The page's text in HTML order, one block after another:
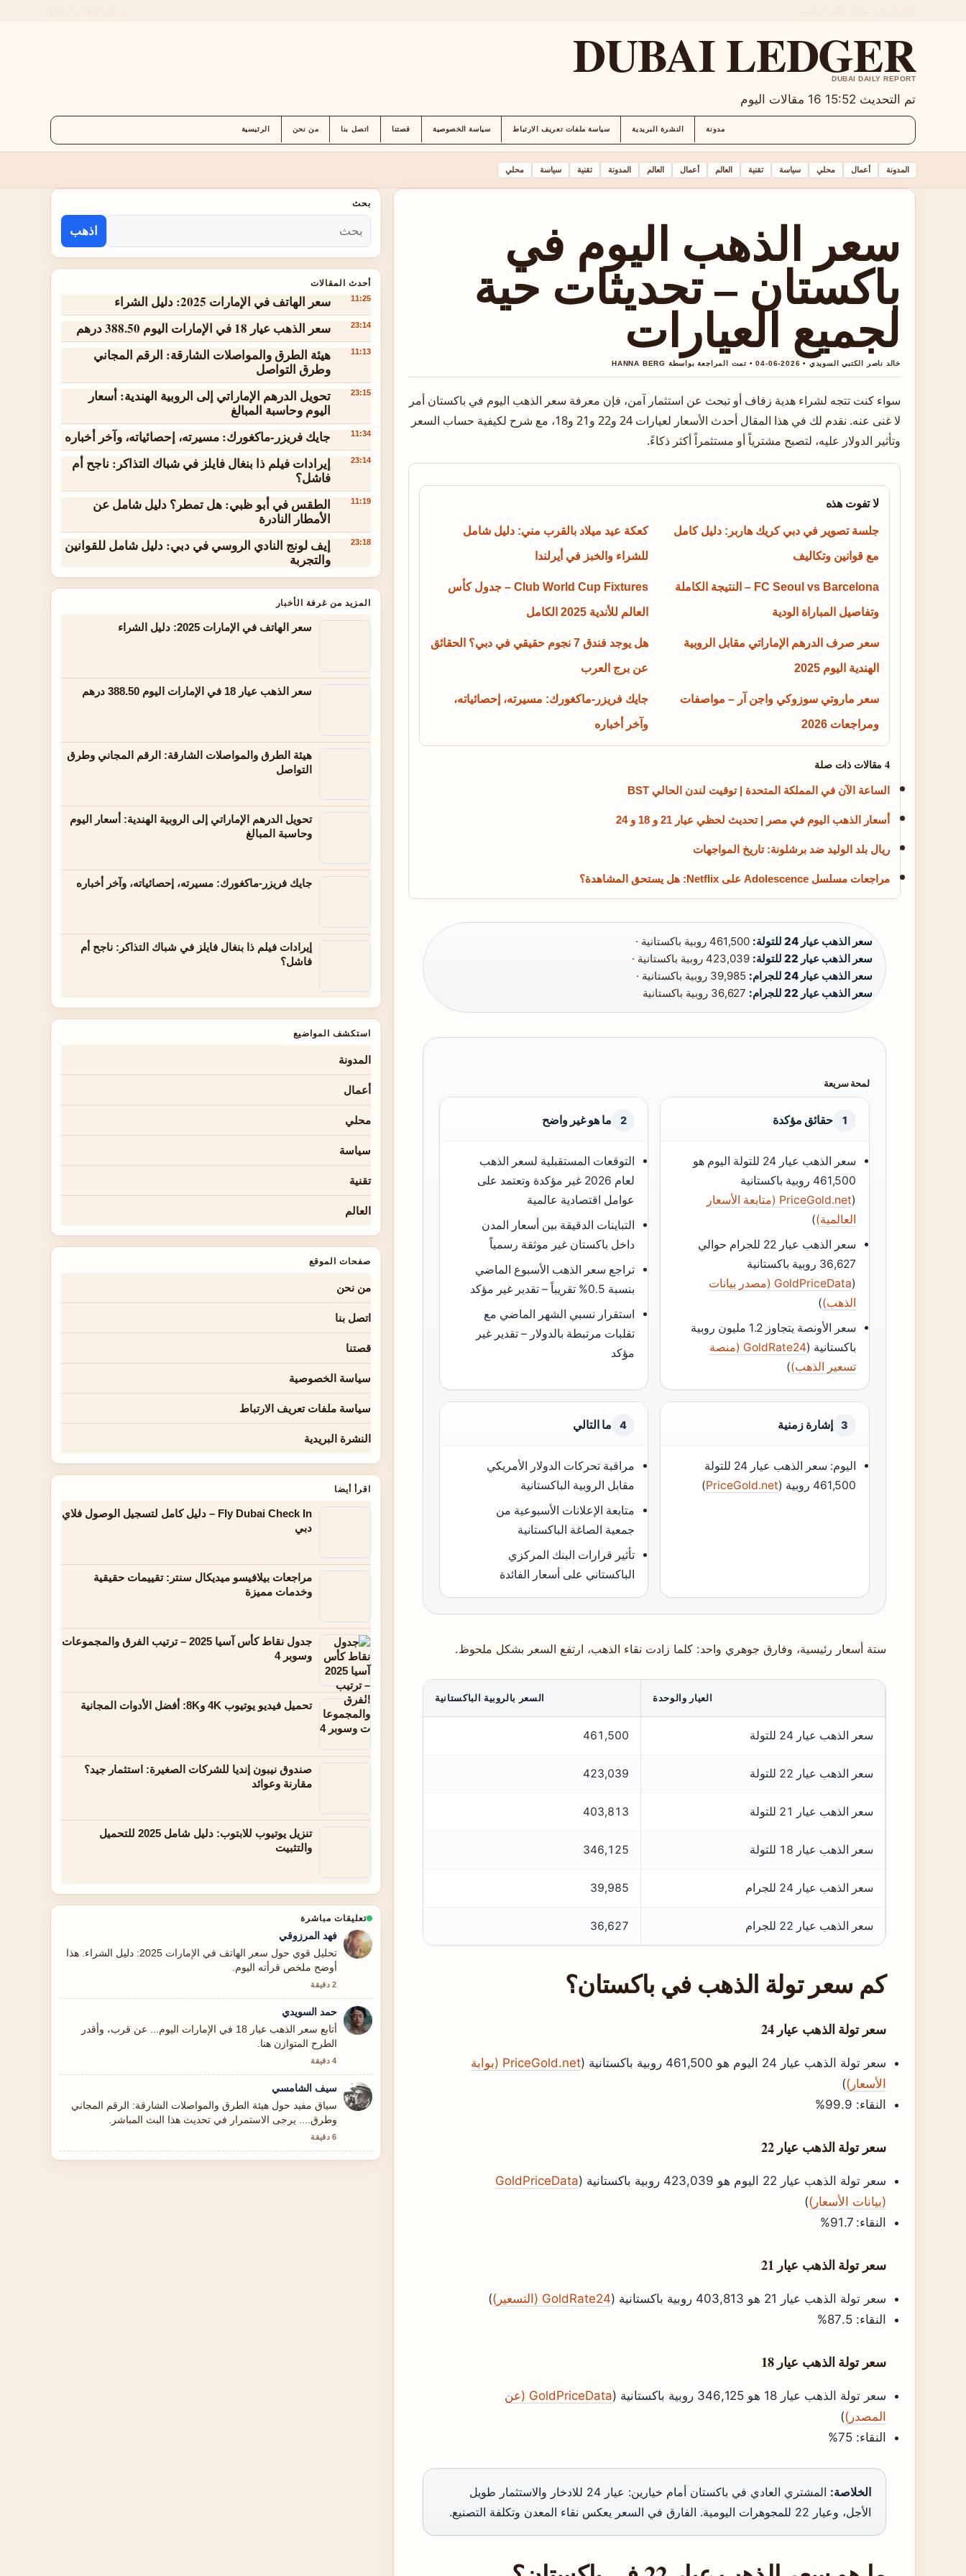
DUBAI LEDGER
DUBAI DAILY REPORT
تم التحديث 15:52 16 مقالات اليوم
الرئيسية من نحن اتصل بنا قصتنا سياسة الخصوصية سياسة ملفات تعريف الارتباط النشرة البريدية مدونة
المدونة أعمال محلي سياسة تقنية العالم أعمال العالم المدونة تقنية سياسة محلي
سعر الذهب اليوم في
باكستان – تحديثات حية
لجميع العيارات
خالد ناصر الكتبي السويدي • 2026-06-04 • تمت المراجعة بواسطة HANNA BERG
سواء كنت تتجه لشراء هدية زفاف أو تبحث عن استثمار آمن، فإن معرفة سعر الذهب اليوم في باكستان أمر
لا غنى عنه. نقدم لك في هذا المقال أحدث الأسعار لعيارات 24 و22 و21 و18، مع شرح لكيفية حساب السعر
وتأثير الدولار عليه، لتصبح مشترياً أو مستثمراً أكثر ذكاءً.
لا تفوت هذه
جلسة تصوير في دبي كريك هاربر: دليل كامل
مع قوانين وتكاليف
كعكة عيد ميلاد بالقرب مني: دليل شامل
للشراء والخبز في أيرلندا
FC Seoul vs Barcelona – النتيجة الكاملة
وتفاصيل المباراة الودية
Club World Cup Fixtures – جدول كأس
العالم للأندية 2025 الكامل
سعر صرف الدرهم الإماراتي مقابل الروبية
الهندية اليوم 2025
هل يوجد فندق 7 نجوم حقيقي في دبي؟ الحقائق
عن برج العرب
سعر ماروتي سوزوكي واجن آر – مواصفات
ومراجعات 2026
جايك فريزر-ماكغورك: مسيرته، إحصائياته،
وآخر أخباره
4 مقالات ذات صلة
الساعة الآن في المملكة المتحدة | توقيت لندن الحالي BST
أسعار الذهب اليوم في مصر | تحديث لحظي عيار 21 و 18 و 24
ريال بلد الوليد ضد برشلونة: تاريخ المواجهات
مراجعات مسلسل Adolescence على Netflix: هل يستحق المشاهدة؟
سعر الذهب عيار 24 للتولة:
سعر الذهب عيار 22 للتولة:
سعر الذهب عيار 24 للجرام:
سعر الذهب عيار 22 للجرام:
لمحة سريعة
1 حقائق مؤكدة
سعر الذهب عيار 24 للتولة اليوم هو
461,500 روبية باكستانية
(
PriceGold.net (متابعة الأسعار
العالمية))
سعر الذهب عيار 22 للجرام حوالي
36,627 روبية باكستانية
(
GoldPriceData (مصدر بيانات
الذهب))
سعر الأونصة يتجاوز 1.2 مليون روبية
باكستانية (
GoldRate24 (منصة
تسعير الذهب))
2 ما هو غير واضح
التوقعات المستقبلية لسعر الذهب
لعام 2026 غير مؤكدة وتعتمد على
عوامل اقتصادية عالمية
التباينات الدقيقة بين أسعار المدن
داخل باكستان غير موثقة رسمياً
تراجع سعر الذهب الأسبوع الماضي
بنسبة 0.5% تقريباً – تقدير غير مؤكد
استقرار نسبي الشهر الماضي مع
تقلبات مرتبطة بالدولار – تقدير غير
مؤكد
3 إشارة زمنية
اليوم: سعر الذهب عيار 24 للتولة
461,500 روبية (
PriceGold.net
)
4 ما التالي
مراقبة تحركات الدولار الأمريكي
مقابل الروبية الباكستانية
متابعة الإعلانات الأسبوعية من
جمعية الصاغة الباكستانية
تأثير قرارات البنك المركزي
الباكستاني على أسعار الفائدة
ستة أسعار رئيسية، وفارق جوهري واحد: كلما زادت نقاء الذهب، ارتفع السعر بشكل ملحوظ.
العيار والوحدة السعر بالروبية الباكستانية
سعر الذهب عيار 24 للتولة 461,500
سعر الذهب عيار 22 للتولة 423,039
سعر الذهب عيار 21 للتولة 403,813
سعر الذهب عيار 18 للتولة 346,125
سعر الذهب عيار 24 للجرام 39,985
سعر الذهب عيار 22 للجرام 36,627
كم سعر تولة الذهب في باكستان؟
سعر تولة الذهب عيار 24
سعر تولة الذهب عيار 24 اليوم هو 461,500 روبية باكستانية (
PriceGold.net (بوابة
الأسعار))
النقاء: 99.9%
سعر تولة الذهب عيار 22
سعر تولة الذهب عيار 22 اليوم هو 423,039 روبية باكستانية (
GoldPriceData
(بيانات الأسعار))
النقاء: 91.7%
سعر تولة الذهب عيار 21
سعر تولة الذهب عيار 21 هو 403,813 روبية باكستانية ( GoldRate24 (التسعير)
)
النقاء: 87.5%
سعر تولة الذهب عيار 18
سعر تولة الذهب عيار 18 هو 346,125 روبية باكستانية (
GoldPriceData (عن
المصدر))
النقاء: 75%
الخلاصة:
المشتري العادي في باكستان أمام خيارين: عيار 24 للادخار والاستثمار طويل
الأجل، وعيار 22 للمجوهرات اليومية. الفارق في السعر يعكس نقاء المعدن وتكلفة التصنيع.
بحث
اذهب
أحدث المقالات
11:25 سعر الهاتف في الإمارات 2025: دليل الشراء
23:14 سعر الذهب عيار 18 في الإمارات اليوم 388.50 درهم
11:13
هيئة الطرق والمواصلات الشارقة: الرقم المجاني
وطرق التواصل
23:15
تحويل الدرهم الإماراتي إلى الروبية الهندية: أسعار
اليوم وحاسبة المبالغ
11:34 جايك فريزر-ماكغورك: مسيرته، إحصائياته، وآخر أخباره
23:14
إيرادات فيلم ذا بنغال فايلز في شباك التذاكر: ناجح أم
فاشل؟
11:19
الطقس في أبو ظبي: هل تمطر؟ دليل شامل عن
الأمطار النادرة
23:18
إيف لونج النادي الروسي في دبي: دليل شامل للقوانين
والتجربة
المزيد من غرفة الأخبار
سعر الهاتف في الإمارات 2025: دليل الشراء
سعر الذهب عيار 18 في الإمارات اليوم 388.50 درهم
هيئة الطرق والمواصلات الشارقة: الرقم المجاني وطرق
التواصل
تحويل الدرهم الإماراتي إلى الروبية الهندية: أسعار اليوم
وحاسبة المبالغ
جايك فريزر-ماكغورك: مسيرته، إحصائياته، وآخر أخباره
إيرادات فيلم ذا بنغال فايلز في شباك التذاكر: ناجح أم
فاشل؟
استكشف المواضيع
المدونة
أعمال
محلي
سياسة
تقنية
العالم
صفحات الموقع
من نحن
اتصل بنا
قصتنا
سياسة الخصوصية
سياسة ملفات تعريف الارتباط
النشرة البريدية
اقرأ أيضا
Fly Dubai Check In – دليل كامل لتسجيل الوصول فلاي
دبي
مراجعات بيلافيسو ميديكال سنتر: تقييمات حقيقية
وخدمات مميزة
جدول نقاط كأس آسيا 2025 – ترتيب الفرق والمجموعات
وسوبر 4
تحميل فيديو يوتيوب 4K و8K: أفضل الأدوات المجانية
صندوق نيبون إنديا للشركات الصغيرة: استثمار جيد؟
مقارنة وعوائد
تنزيل يوتيوب للابتوب: دليل شامل 2025 للتحميل
والتثبيت
تعليقات مباشرة
فهد المرزوقي
تحليل قوي حول سعر الهاتف في الإمارات 2025: دليل الشراء. هذا
أوضح ملخص قرأته اليوم.
2 دقيقة
حمد السويدي
أتابع سعر الذهب عيار 18 في الإمارات اليوم... عن قرب، وأقدر
الطرح المتوازن هنا.
4 دقيقة
سيف الشامسي
سياق مفيد حول هيئة الطرق والمواصلات الشارقة: الرقم المجاني
وطرق.... يرجى الاستمرار في تحديث هذا البث المباشر.
6 دقيقة